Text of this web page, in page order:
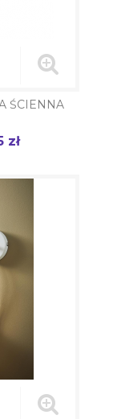
ŚCIENNA
zł